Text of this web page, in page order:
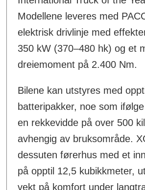
Modellene leveres med
elektrisk drivlinje med
350 kW (370–480 hk) og et
dreiemoment på 2.400 Nm.
Bilene kan utstyres med
batteripakker, noe som
en rekkevidde på over 500
avhengig av bruksområde.
dessuten førerhus med et
på opptil 12,5 kubikkmeter,
vekt på komfort under